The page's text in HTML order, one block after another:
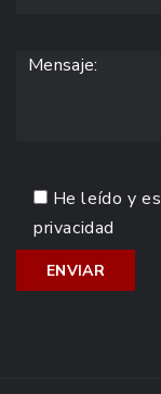
He leído y
privacidad